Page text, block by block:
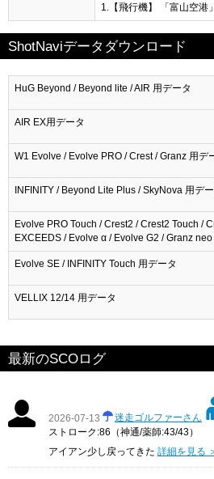
1.【飛行機】 「富山空港
ShotNaviデータダウンロード
HuG Beyond / Beyond lite / AIR 用データ
AIR EX用データ
W1 Evolve / Evolve PRO / Crest / Granz 用デ
INFINITY / Beyond Lite Plus / SkyNova 用デ
Evolve PRO Touch / Crest2 / Crest2 Touch /
EXCEEDS / Evolve α / Evolve G2 / Granz neo
Evolve SE / INFINITY Touch 用データ
VELLIX 12/14 用データ
最新のSCOログ
2026-07-13
迷走ゴルファーさん
ストローク:86（神通/薬師:43/43）
アイアン少し戻ってきた 詳細を見る